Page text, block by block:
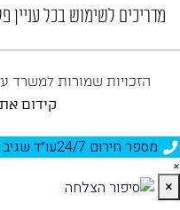
מדריכים לשימוש בכל עניין
הזכויות שמורות למשרד
קידום
מספר חירום 24/7 עו״ד שגיב
×
×